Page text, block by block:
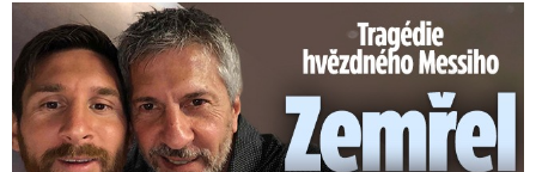
Tragédie hvězdného Messiho: Zemřel mu táta (†68)!